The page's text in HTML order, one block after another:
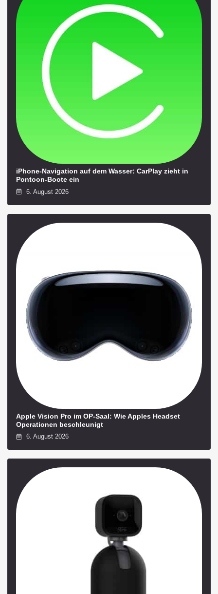
iPhone-Navigation auf dem Wasser: CarPlay zieht in
Pontoon-Boote ein
6. August 2026
Apple Vision Pro im OP-Saal: Wie Apples Headset
Operationen beschleunigt
6. August 2026